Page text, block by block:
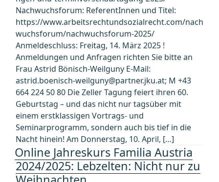
Nachwuchsforum: ReferentInnen und Titel:
https://www.arbeitsrechtundsozialrecht.com/nach
wuchsforum/nachwuchsforum-2025/
Anmeldeschluss: Freitag, 14. März 2025 !
Anmeldungen und Anfragen richten Sie bitte an
Frau Astrid Bönisch-Weilguny E-Mail:
astrid.boenisch-weilguny@partner.jku.at; M +43
664 224 50 80 Die Zeller Tagung feiert ihren 60.
Geburtstag – und das nicht nur tagsüber mit
einem erstklassigen Vortrags- und
Seminarprogramm, sondern auch bis tief in die
Nacht hinein! Am Donnerstag, 10. April, […]
Online Jahreskurs Familia Austria
2024/2025: Lebzelten: Nicht nur zu